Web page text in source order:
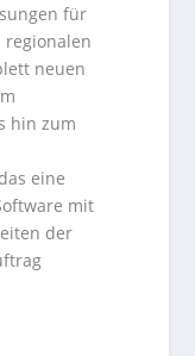
für
regionalen
neuen
hin zum
eine
mit
der